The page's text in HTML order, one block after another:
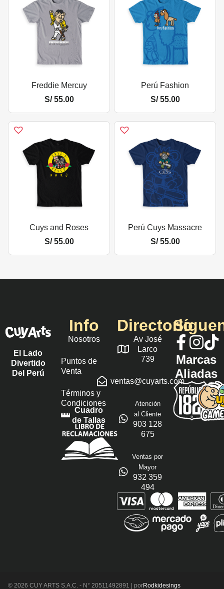
Freddie Mercuy
S/55.00
Perú Fashion
S/55.00
Cuys and Roses
S/55.00
Perú Cuys Massacre
S/55.00
El Lado
Divertido
Del Perú
Info
Nosotros
Puntos de
Venta
Términos y
Condiciones
Cuadro
de Tallas
Directorio
Av José
Larco
739
ventas@cuyarts.com
Atención
al Cliente
903 128
675
Ventas por
Mayor
932 359
494
Marcas
Aliadas
© 2026 CUY ARTS S.A.C. - N° 20511492891 | porRodkidesings